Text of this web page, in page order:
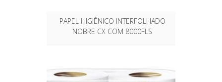
PAPEL HIGIÊNICO INTERFOLHADO
NOBRE CX COM 8000FLS